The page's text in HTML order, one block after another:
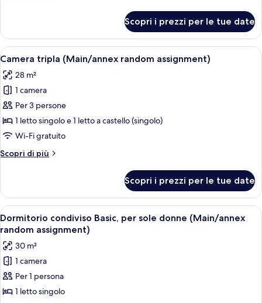
(Main/annex
random
assignment)
con
letti
(Main/annex
random
assignment)
Scopri i prezzi per le tue date
Apri
tutte
le
foto
per
Camera
tripla
random
Una camera d'albergo con due letti
7
Camera tripla (Main/annex random assignment)
28 m²
1 camera
Per 3 persone
1 letto singolo e 1 letto a castello (singolo)
Wi-Fi gratuito
Scopri di più
Altri
tripla
(Main/annex
random
assignment)
Scopri i prezzi per le tue date
Apri
tutte
le
foto
per
Dormitorio
condiviso
Un bagno moderno con pavimento
6
Dormitorio condiviso Basic, per sole donne (Main/annex
random assignment)
30 m²
1 camera
Per 1 persona
1 letto singolo